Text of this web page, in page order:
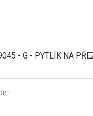
- G - PYTLÍK NA